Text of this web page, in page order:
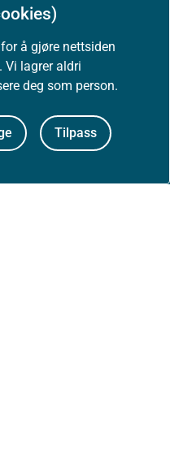
å gjøre nettsiden
Vi lagrer aldri
deg som person.
Tilpass